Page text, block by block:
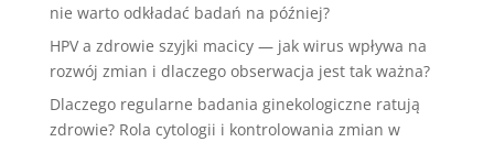
nie warto odkładać badań na później?
HPV a zdrowie szyjki macicy — jak wirus wpływa na
rozwój zmian i dlaczego obserwacja jest tak ważna?
Dlaczego regularne badania ginekologiczne ratują
zdrowie? Rola cytologii i kontrolowania zmian w